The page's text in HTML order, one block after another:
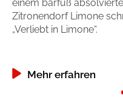
einem barfuß
Zitronendorf Limone
„Verliebt in Limone“.
Mehr erfahren